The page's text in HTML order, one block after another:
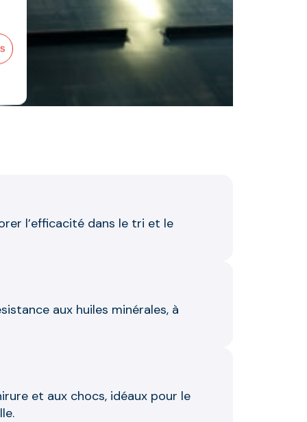
l’efficacité dans le tri et le
aux huiles minérales, à
et aux chocs, idéaux pour le